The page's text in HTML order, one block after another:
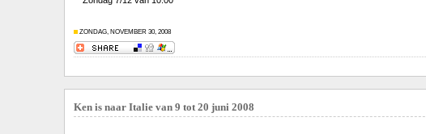
ZONDAG, NOVEMBER 30, 2008
Ken is naar Italie van 9 tot 20 juni 2008